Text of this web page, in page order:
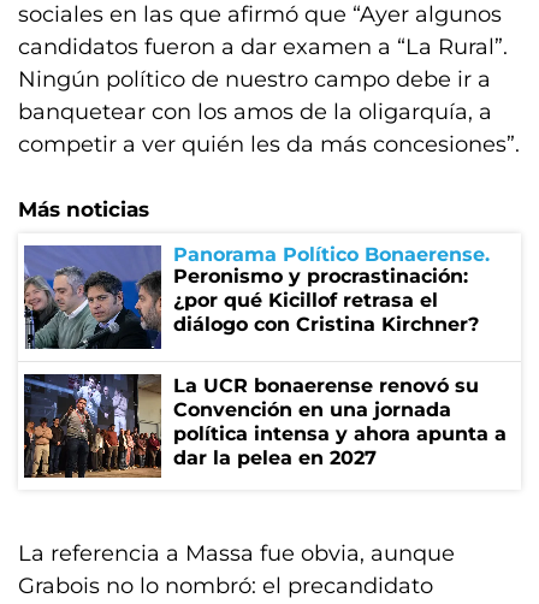
sociales en las que afirmó que “Ayer algunos
candidatos fueron a dar examen a “La Rural”.
Ningún político de nuestro campo debe ir a
banquetear con los amos de la oligarquía, a
competir a ver quién les da más concesiones”.
Más noticias
Panorama Político Bonaerense
Peronismo y procrastinación:
¿por qué Kicillof retrasa el
diálogo con Cristina Kirchner?
La UCR bonaerense renovó su
Convención en una jornada
política intensa y ahora apunta a
dar la pelea en 2027
La referencia a Massa fue obvia, aunque
Grabois no lo nombró: el precandidato